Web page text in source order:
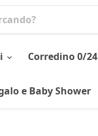
Corredino 0/24
e Baby Shower